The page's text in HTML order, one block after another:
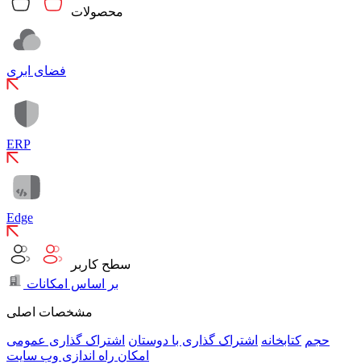
محصولات
فضای ابری
ERP
Edge
سطح کاربر
بر اساس امکانات
مشخصات اصلی
حجم کتابخانه اشتراک گذاری با دوستان اشتراک گذاری عمومی
امکان راه اندازی وب سایت